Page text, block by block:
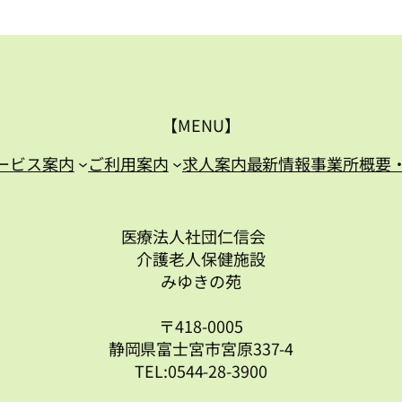
【MENU】
ビス案内 ご利用案内 求人案内最新情報事業所概要
医療法人社団仁信会
介護老人保健施設
みゆきの苑
〒418-0005
静岡県富士宮市宮原337-4
TEL:0544-28-3900